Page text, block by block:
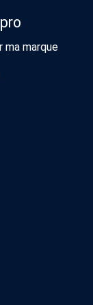
ma marque